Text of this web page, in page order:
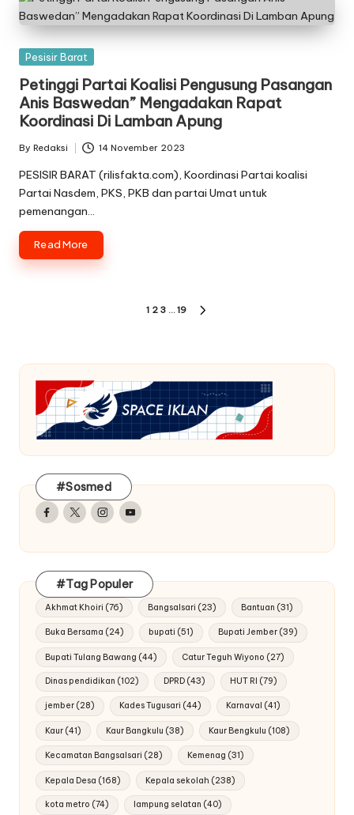
Posted
Pesisir Barat
Petinggi Partai Koalisi Pengusung Pasangan
Anis Baswedan” Mengadakan Rapat
Koordinasi Di Lamban Apung
Posted
by
By Redaksi 14 November 2023
PESISIR BARAT (rilisfakta.com), Koordinasi Partai koalisi
Partai Nasdem, PKS, PKB dan partai Umat untuk
pemenangan…
Read More
1 2 3 … 19
#Sosmed
Facebook
TwitterInstagram
Youtube
#Tag Populer
Akhmat Khoiri (76) Bangsalsari (23) Bantuan (31)
Buka Bersama (24) bupati (51) Bupati Jember(39)
Bupati Tulang Bawang (44) Catur Teguh Wiyono (27)
Dinas pendidikan (102) DPRD(43) HUT RI (79)
jember (28) Kades Tugusari (44) Karnaval (41)
Kaur (41) Kaur Bangkulu (38) Kaur Bengkulu (108)
Kecamatan Bangsalsari (28) Kemenag (31)
Kepala Desa (168) Kepala sekolah (238)
kota metro (74) lampung selatan (40)